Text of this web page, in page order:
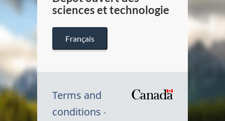
sciences et technologie
Français
Terms and
conditions
Symbole